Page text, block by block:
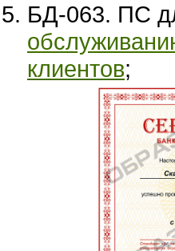
БД-063. ПС
клиентов;